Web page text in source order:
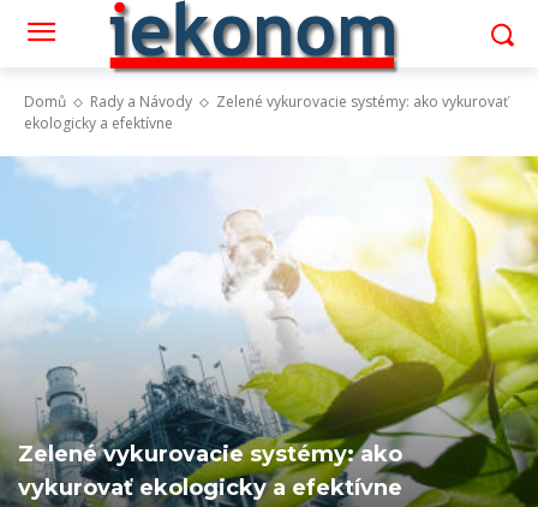
Domů Rady a Návody
Zelené vykurovacie systémy: ako vykurovať
ekologicky a efektívne
Zelené vykurovacie systémy: ako
vykurovať ekologicky a efektívne